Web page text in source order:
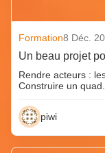
Formation8 Déc.
Un beau projet
Rendre acteurs :
Construire un
piwi